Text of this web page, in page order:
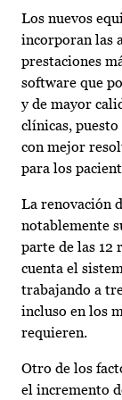
Los nuevos
incorporan las
prestaciones
software que
y de mayor
clínicas,
con mejor
para los
La renovación
notablemente
parte de las 12
cuenta el
trabajando a
incluso en los
requieren.
Otro de los
el incremento